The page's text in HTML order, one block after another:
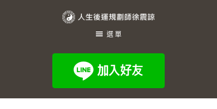
規
選單